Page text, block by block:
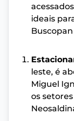
ideais
leste, é
Miguel
os